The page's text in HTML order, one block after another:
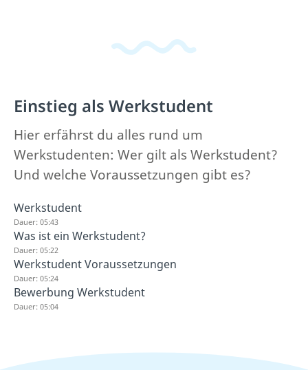
Einstieg als Werkstudent
Hier erfährst du alles rund um
Werkstudenten: Wer gilt als Werkstudent?
Und welche Voraussetzungen gibt es?
Werkstudent
Dauer: 05:43
Was ist ein Werkstudent?
Dauer: 05:22
Werkstudent Voraussetzungen
Dauer: 05:24
Bewerbung Werkstudent
Dauer: 05:04